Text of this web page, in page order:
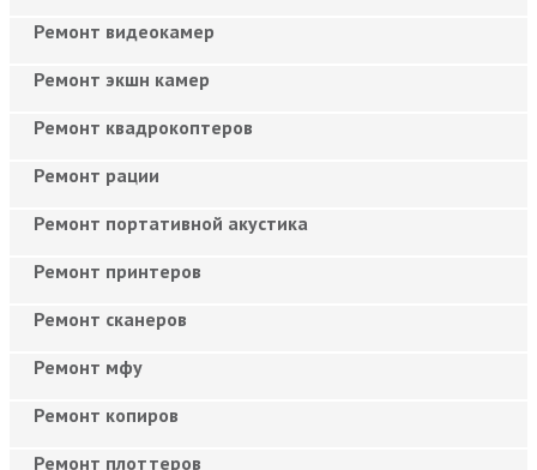
Ремонт видеокамер
Ремонт экшн камер
Ремонт квадрокоптеров
Ремонт рации
Ремонт портативной акустика
Ремонт принтеров
Ремонт сканеров
Ремонт мфу
Ремонт копиров
Ремонт плоттеров